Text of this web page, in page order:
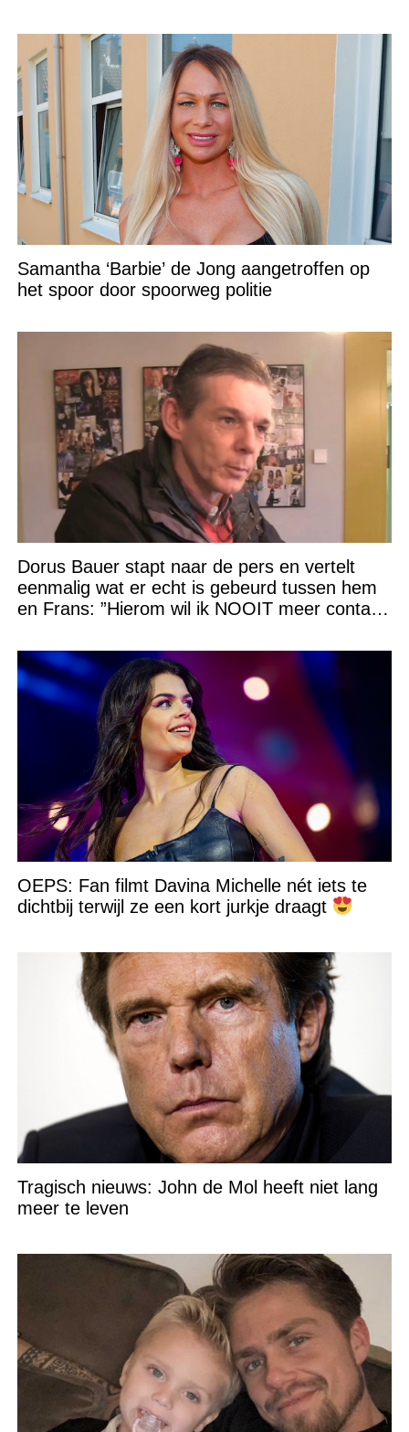
Samantha ‘Barbie’ de Jong aangetroffen op
het spoor door spoorweg politie
Dorus Bauer stapt naar de pers en vertelt
eenmalig wat er echt is gebeurd tussen hem
en Frans: ”Hierom wil ik NOOIT meer contact
OEPS: Fan filmt Davina Michelle nét iets te
dichtbij terwijl ze een kort jurkje draagt
Tragisch nieuws: John de Mol heeft niet lang
meer te leven